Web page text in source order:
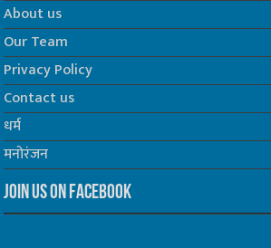
About us
Our Team
Privacy Policy
Contact us
धर्म
मनोरंजन
Join us on Facebook